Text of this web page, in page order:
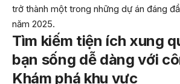
trở thành một trong những dự án đáng
năm 2025.
Tìm kiếm tiện ích xung
bạn sống dễ dàng với
Khám phá khu vực